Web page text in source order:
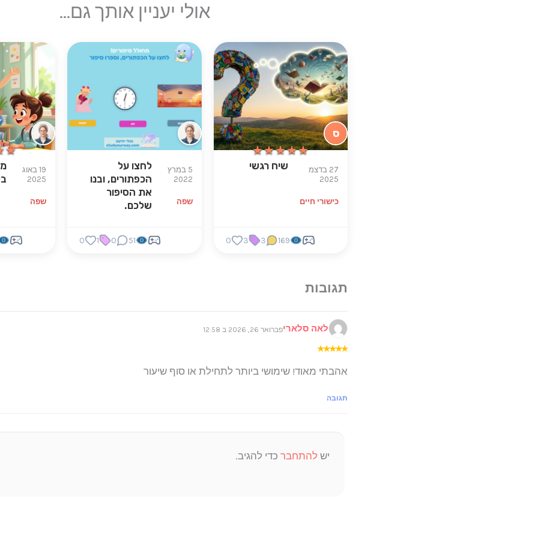
אולי יעניין אותך גם...
★★★★★
★★★★★
ס
27 בדצמ
2025
כישורי חיים
שיח רגשי
169
3
3
0
5 במרץ
2022
שפה
לחצו על
הכפתורים, ובנו
את הסיפור
שלכם.
51
0
1
0
19 באוג
2025
שפה
לאה סלאריפברואר 26, 2026 ב 12:58
★
★
★
★
★
אהבתי מאוד! שימושי ביותר לתחילת או סוף שיעור
תגובה
יש להתחבר כדי להגיב.